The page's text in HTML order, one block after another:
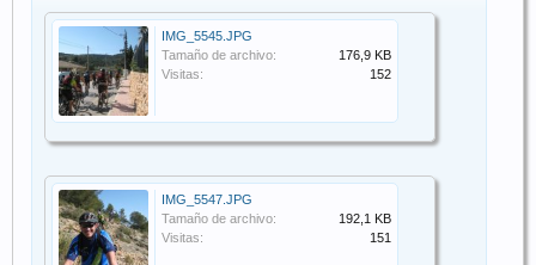
IMG_5545.JPG
Tamaño de archivo:
176,9 KB
Visitas:
152
IMG_5547.JPG
Tamaño de archivo:
192,1 KB
Visitas:
151